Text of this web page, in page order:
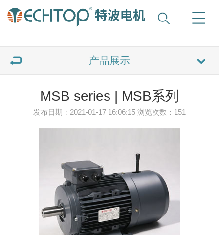
产品展示
MSB series | MSB系列
发布日期：2021-01-17 16:06:15 浏览次数： 151